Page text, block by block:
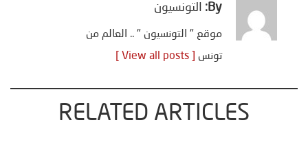
By: التونسيون
موقع " التونسيون " .. العالم من
تونس
RELATED ARTICLES